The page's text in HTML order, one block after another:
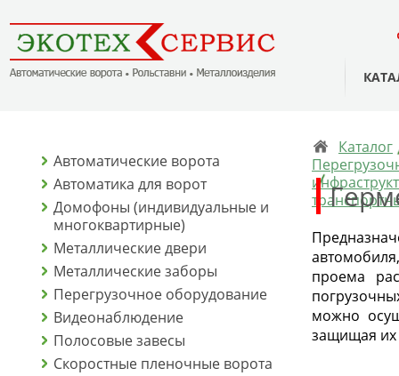
Автоматические ворота
Автоматика для ворот
Домофоны (индивидуальные и
многоквартирные)
Металлические двери
Металлические заборы
Перегрузочное оборудование
Видеонаблюдение
Полосовые завесы
Скоростные пленочные ворота
Каталог
проема
можно
защищая их